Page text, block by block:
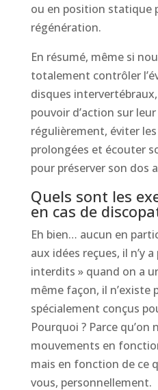
ou en position statique
régénération.
En résumé, même si
totalement contrôler
disques
pouvoir d’action sur
régulièrement, éviter
prolongées et écouter
pour préserver son dos
Quels sont les
en cas de
Eh bien… aucun en
aux idées reçues, il n’y a
interdits » quand on a
même façon, il n’existe
spécialement conçus
Pourquoi ? Parce qu’on
mouvements en
mais en fonction de ce
vous, personnellement.